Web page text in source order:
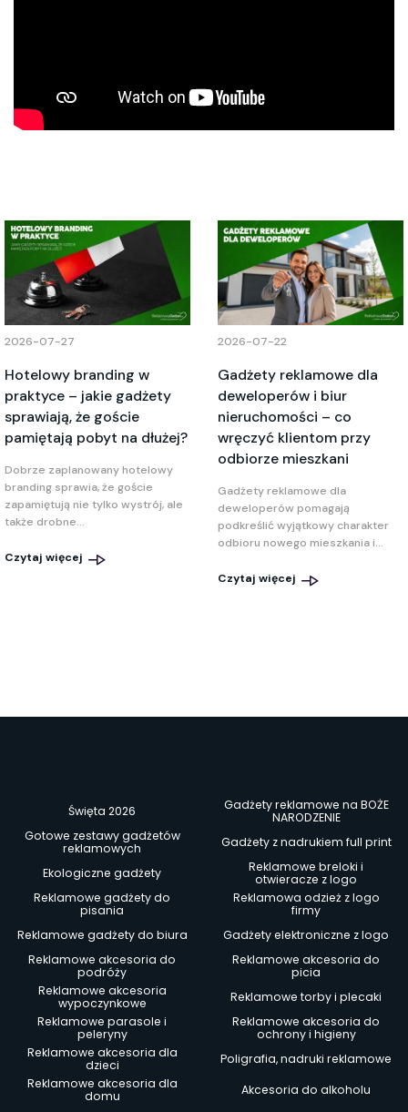
2026-07-27
Hotelowy branding w
praktyce – jakie gadżety
sprawiają, że goście
pamiętają pobyt na dłużej?
Dobrze zaplanowany hotelowy
branding sprawia, że goście
zapamiętują nie tylko wystrój, ale
także drobne...
Czytaj więcej
2026-07-22
Gadżety reklamowe dla
deweloperów i biur
nieruchomości – co
wręczyć klientom przy
odbiorze mieszkani
Gadżety reklamowe dla
deweloperów pomagają
podkreślić wyjątkowy charakter
odbioru nowego mieszkania i...
Czytaj więcej
Święta 2026
Gadżety reklamowe na BOŻE
NARODZENIE
Gotowe zestawy gadżetów
reklamowych
Gadżety z nadrukiem full print
Ekologiczne gadżety
Reklamowe breloki i
otwieracze z logo
Reklamowe gadżety do
pisania
Reklamowa odzież z logo
firmy
Reklamowe gadżety do biura
Gadżety elektroniczne z logo
Reklamowe akcesoria do
podróży
Reklamowe akcesoria do
picia
Reklamowe akcesoria
wypoczynkowe
Reklamowe torby i plecaki
Reklamowe parasole i
peleryny
Reklamowe akcesoria do
ochrony i higieny
Reklamowe akcesoria dla
dzieci
Poligrafia, nadruki reklamowe
Reklamowe akcesoria dla
domu
Akcesoria do alkoholu